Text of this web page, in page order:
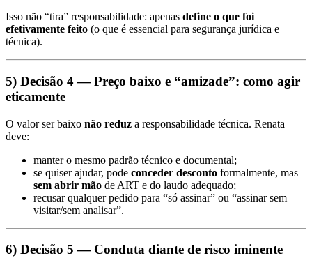
Isso não “tira” responsabilidade: apenas define o que foi
efetivamente feito (o que é essencial para segurança jurídica e
técnica).
5) Decisão 4 — Preço baixo e “amizade”: como agir
eticamente
O valor ser baixo não reduz a responsabilidade técnica. Renata
deve:
manter o mesmo padrão técnico e documental;
se quiser ajudar, pode conceder desconto formalmente, mas
sem abrir mão de ART e do laudo adequado;
recusar qualquer pedido para “só assinar” ou “assinar sem
visitar/sem analisar”.
6) Decisão 5 — Conduta diante de risco iminente